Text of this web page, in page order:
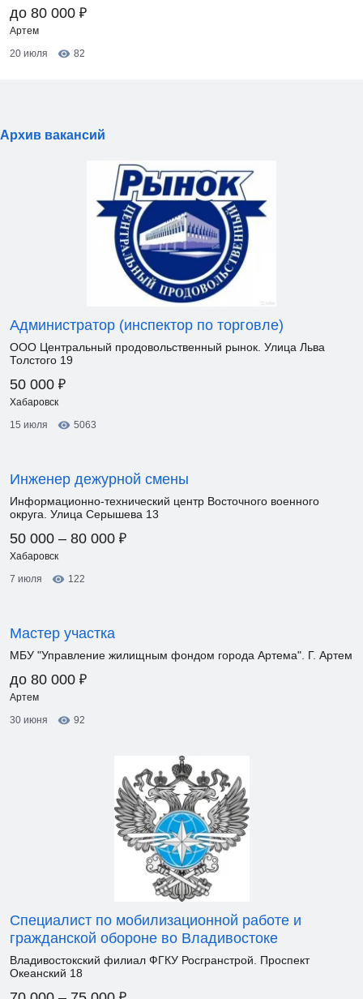
до 80 000 ₽
Артем
20 июля
82
Архив вакансий
Администратор (инспектор по торговле)
ООО Центральный продовольственный рынок. Улица Льва
Толстого 19
50 000 ₽
Хабаровск
15 июля
5063
Инженер дежурной смены
Информационно-технический центр Восточного военного
округа. Улица Серышева 13
50 000 – 80 000 ₽
Хабаровск
7 июля
122
Мастер участка
МБУ "Управление жилищным фондом города Артема". Г. Артем
до 80 000 ₽
Артем
30 июня
92
Специалист по мобилизационной работе и
гражданской обороне во Владивостоке
Владивостокский филиал ФГКУ Росгранстрой. Проспект
Океанский 18
₽